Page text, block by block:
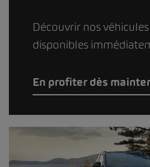
Découvrir nos
disponibles
En profiter dès